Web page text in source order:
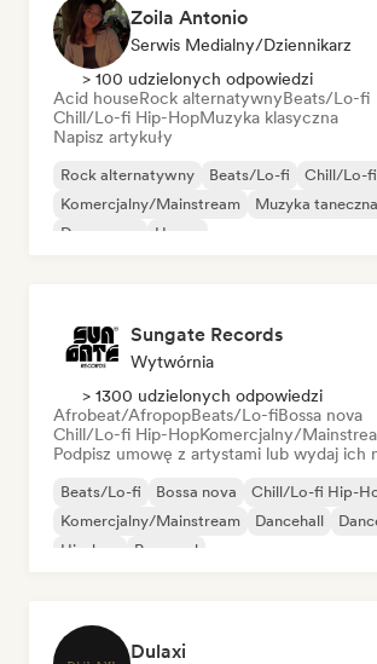
Zoila Antonio
Serwis Medialny/Dziennikarz
> 100 udzielonych odpowiedzi
Acid houseRock alternatywnyBeats/Lo-fi
Chill/Lo-fi Hip-HopMuzyka klasyczna
Napisz artykuły
Rock alternatywny Beats/Lo-fi
Chill/Lo-
Komercjalny/Mainstream
Muzyka taneczna
Dream pop
House
Sungate Records
Wytwórnia
> 1300 udzielonych odpowiedzi
Afrobeat/AfropopBeats/Lo-fiBossa nova
Chill/Lo-fi Hip-HopKomercjalny/
Podpisz umowę z artystami lub wydaj ich
Beats/Lo-fi Bossa nova
Chill/Lo-fi Hip-
Komercjalny/Mainstream
Dancehall
Hip-hop
Pop-soul
Dulaxi